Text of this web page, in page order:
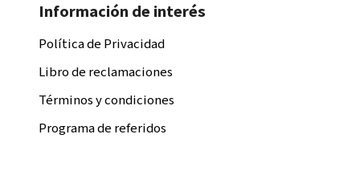
Información de interés
Política de Privacidad
Libro de reclamaciones
Términos y condiciones
Programa de referidos